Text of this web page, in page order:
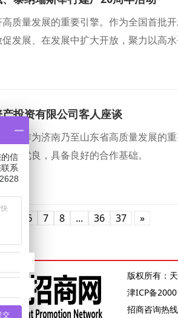
质量发展的重要引擎。作为全国首批
发展、在发展中扩大开放，聚力以高
投资有限公司客人座谈
区作为济南乃至山东省高质量发展的
态优良，具备良好的合作基础。
6 7 8 ... 36 37 »
版权所有：
津ICP备
招商咨询热线
信
系
交